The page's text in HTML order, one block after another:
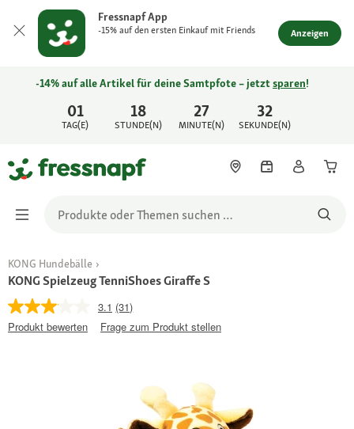
Fressnapf App
-15% auf den ersten Einkauf mit Friends Anzeigen
01
TAG(E)
18
STUNDE(N)
27
MINUTE(N)
32
SEKUNDE(N)
-14% auf alle Artikel für deine Samtpfote – jetztsparen!
KONG Hundebälle
KONG Spielzeug TenniShoes Giraffe S
3.1 (31)
Produkt bewerten
Frage zum Produkt stellen